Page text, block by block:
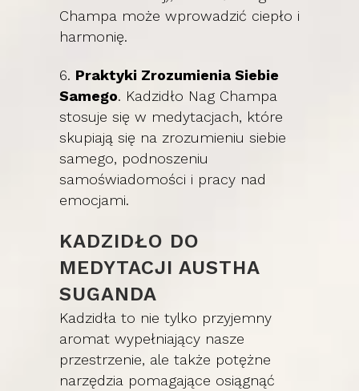
Champa może wprowadzić ciepło i
harmonię.
6. Praktyki Zrozumienia Siebie
Samego. Kadzidło Nag Champa
stosuje się w medytacjach, które
skupiają się na zrozumieniu siebie
samego, podnoszeniu
samoświadomości i pracy nad
emocjami.
KADZIDŁO DO
MEDYTACJI AUSTHA
SUGANDA
Kadzidła to nie tylko przyjemny
aromat wypełniający nasze
przestrzenie, ale także potężne
narzędzia pomagające osiągnąć